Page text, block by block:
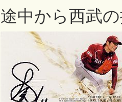
途中から西武